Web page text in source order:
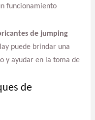
funcionamiento
de jumping
puede brindar una
y ayudar en la toma de
de